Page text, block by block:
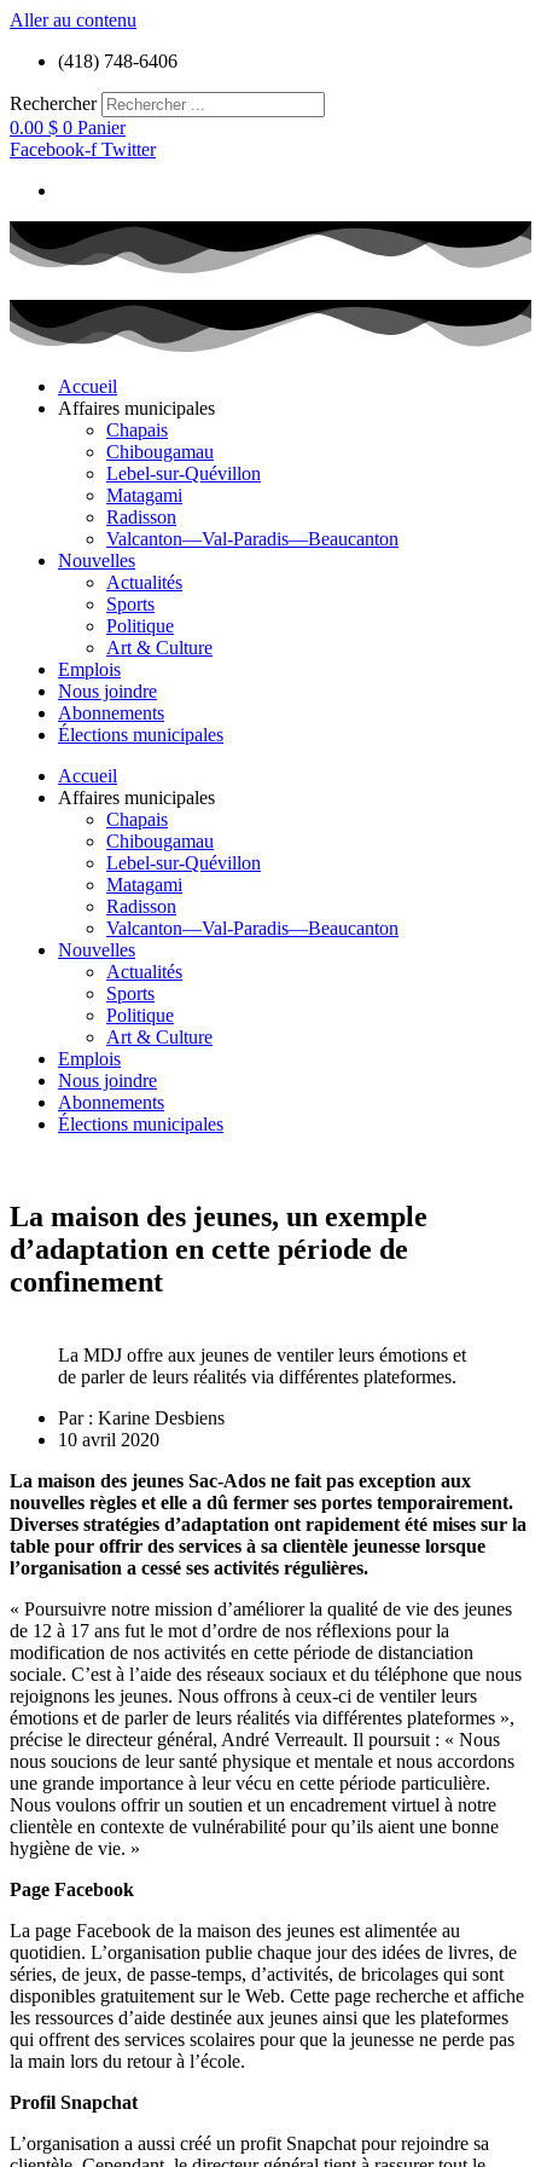
Aller au contenu
(418) 748-6406
Rechercher
0.00 $ 0 Panier
Facebook-f Twitter
Accueil
Affaires municipales
Chapais
Chibougamau
Lebel-sur-Quévillon
Matagami
Radisson
Valcanton—Val-Paradis—Beaucanton
Nouvelles
Actualités
Sports
Politique
Art & Culture
Emplois
Nous joindre
Abonnements
Élections municipales
Accueil
Affaires municipales
Chapais
Chibougamau
Lebel-sur-Quévillon
Matagami
Radisson
Valcanton—Val-Paradis—Beaucanton
Nouvelles
Actualités
Sports
Politique
Art & Culture
Emplois
Nous joindre
Abonnements
Élections municipales
La maison des jeunes, un exemple
d’adaptation en cette période de
confinement
La MDJ offre aux jeunes de ventiler leurs émotions et
de parler de leurs réalités via différentes plateformes.
Par : Karine Desbiens
10 avril 2020
La maison des jeunes Sac-Ados ne fait pas exception aux
nouvelles règles et elle a dû fermer ses portes temporairement.
Diverses stratégies d’adaptation ont rapidement été mises sur la
table pour offrir des services à sa clientèle jeunesse lorsque
l’organisation a cessé ses activités régulières.
« Poursuivre notre mission d’améliorer la qualité de vie des jeunes
de 12 à 17 ans fut le mot d’ordre de nos réflexions pour la
modification de nos activités en cette période de distanciation
sociale. C’est à l’aide des réseaux sociaux et du téléphone que nous
rejoignons les jeunes. Nous offrons à ceux-ci de ventiler leurs
émotions et de parler de leurs réalités via différentes plateformes »,
précise le directeur général, André Verreault. Il poursuit : « Nous
nous soucions de leur santé physique et mentale et nous accordons
une grande importance à leur vécu en cette période particulière.
Nous voulons offrir un soutien et un encadrement virtuel à notre
clientèle en contexte de vulnérabilité pour qu’ils aient une bonne
hygiène de vie. »
Page Facebook
La page Facebook de la maison des jeunes est alimentée au
quotidien. L’organisation publie chaque jour des idées de livres, de
séries, de jeux, de passe-temps, d’activités, de bricolages qui sont
disponibles gratuitement sur le Web. Cette page recherche et affiche
les ressources d’aide destinée aux jeunes ainsi que les plateformes
qui offrent des services scolaires pour que la jeunesse ne perde pas
la main lors du retour à l’école.
Profil Snapchat
L’organisation a aussi créé un profit Snapchat pour rejoindre sa